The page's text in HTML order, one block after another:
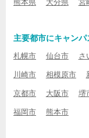
熊本県 大分県 宮
主要都市にキャン
札幌市 仙台市 さ
川崎市 相模原市
京都市 大阪市 堺
福岡市 熊本市